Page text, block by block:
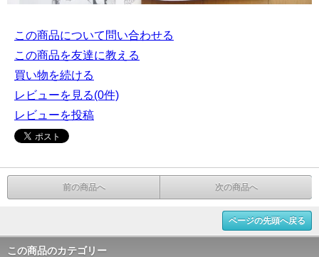
この商品について問い合わせる
この商品を友達に教える
買い物を続ける
レビューを見る(0件)
レビューを投稿
前の商品へ 次の商品へ
ページの先頭へ戻る
この商品のカテゴリー